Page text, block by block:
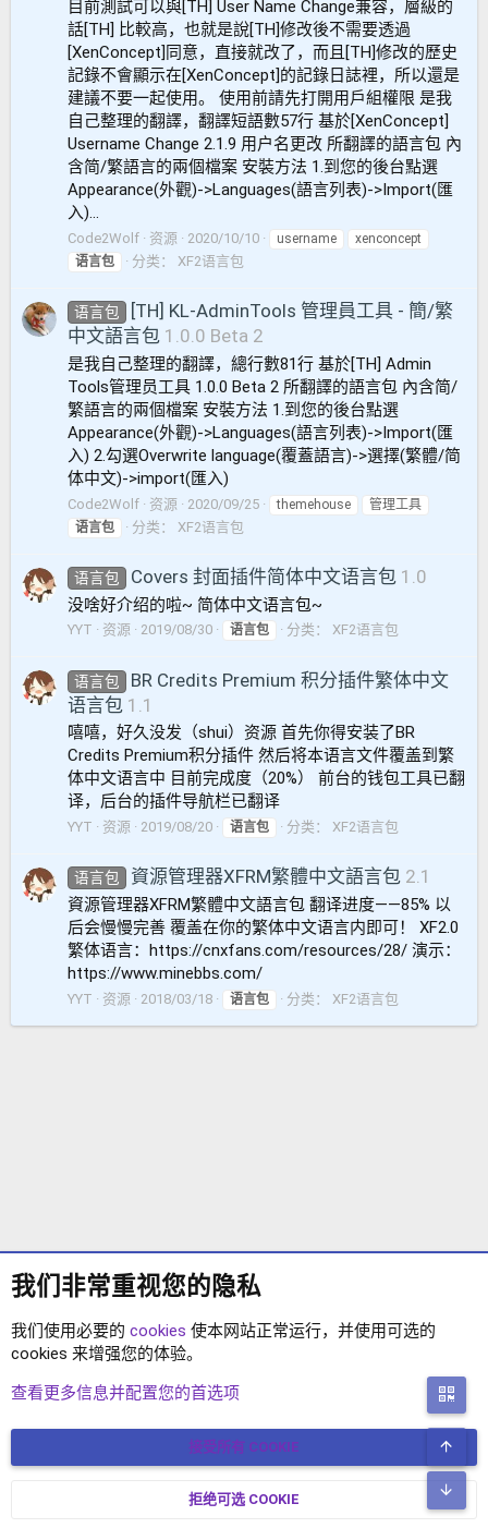
目前測試可以與[TH] User Name Change兼容，層級的
話[TH] 比較高，也就是說[TH]修改後不需要透過
[XenConcept]同意，直接就改了，而且[TH]修改的歷史
記錄不會顯示在[XenConcept]的記錄日誌裡，所以還是
建議不要一起使用。 使用前請先打開用戶組權限 是我
自己整理的翻譯，翻譯短語數57行 基於[XenConcept]
Username Change 2.1.9 用户名更改 所翻譯的語言包 內
含简/繁語言的兩個檔案 安裝方法 1.到您的後台點選
Appearance(外觀)->Languages(語言列表)->Import(匯
入)...
Code2Wolf 资源 2020/10/10 username
xenconcept
语言包
分类： XF2语言包
语言包
[TH] KL-AdminTools 管理員工具 - 簡/繁
中文語言包 1.0.0 Beta 2
是我自己整理的翻譯，總行數81行 基於[TH] Admin
Tools管理员工具 1.0.0 Beta 2 所翻譯的語言包 內含简/
繁語言的兩個檔案 安裝方法 1.到您的後台點選
Appearance(外觀)->Languages(語言列表)->Import(匯
入) 2.勾選Overwrite language(覆蓋語言)->選擇(繁體/简
体中文)->import(匯入)
Code2Wolf 资源 2020/09/25 themehouse
管理工具
语言包
分类： XF2语言包
语言包 Covers 封面插件简体中文语言包 1.0
没啥好介绍的啦~ 简体中文语言包~
YYT 资源 2019/08/30 语言包 分类： XF2语言包
语言包
BR Credits Premium 积分插件繁体中文
语言包 1.1
嘻嘻，好久没发（shui）资源 首先你得安装了BR
Credits Premium积分插件 然后将本语言文件覆盖到繁
体中文语言中 目前完成度（20%） 前台的钱包工具已翻
译，后台的插件导航栏已翻译
YYT 资源 2019/08/20 语言包 分类： XF2语言包
语言包 資源管理器XFRM繁體中文語言包 2.1
資源管理器XFRM繁體中文語言包 翻译进度——85% 以
后会慢慢完善 覆盖在你的繁体中文语言内即可！ XF2.0
繁体语言：https://cnxfans.com/resources/28/ 演示：
https://www.minebbs.com/
YYT 资源 2018/03/18 语言包 分类： XF2语言包
简体中文 联系我们
© COPYRIGHT 2017-2026 XENFORO中文社区 版权所有 冀ICP备
我们非常重视您的隐私
我们使用必要的 cookies 使本网站正常运行，并使用可选的
cookies 来增强您的体验。
查看更多信息并配置您的首选项
接受所有 COOKIE
拒绝可选 COOKIE